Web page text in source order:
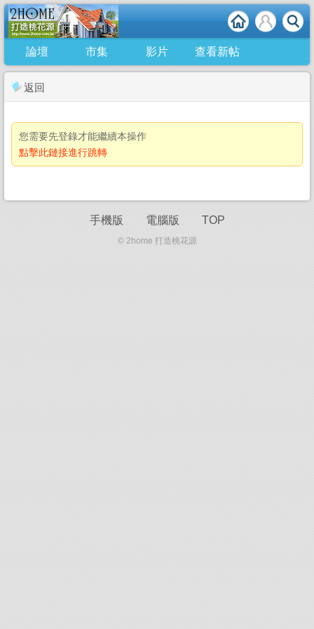
論壇 市集 影片 查看新帖
返回
您需要先登錄才能繼續本操作
點擊此鏈接進行跳轉
手機版 電腦版 TOP
© 2home 打造桃花源